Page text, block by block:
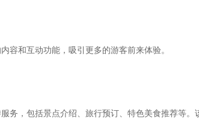
容和互动功能，吸引更多的游客前来体验。
务，包括景点介绍、旅行预订、特色美食推荐等。